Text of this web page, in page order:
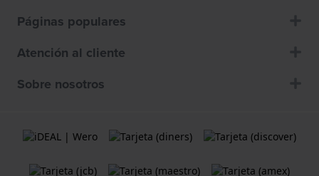
Páginas populares
Atención al cliente
Sobre nosotros